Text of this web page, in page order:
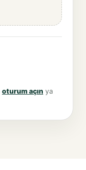
oturum açın ya